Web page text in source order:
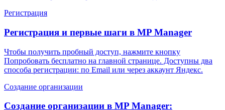
Регистрация
Регистрация и первые шаги в MP Manager
Чтобы получить пробный доступ, нажмите кнопку
Попробовать бесплатно на главной странице. Доступны два
способа регистрации: по Email или через аккаунт Яндекс.
Создание организации
Создание организации в MP Manager: